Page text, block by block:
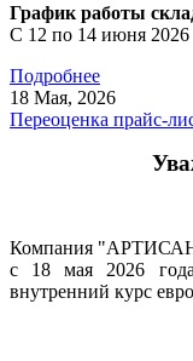
График работы
С 12 по 14 июня 2026
Подробнее
18 Мая, 2026
Переоценка прайс-
Компания
с 18 мая 2026 года
внутренний курс